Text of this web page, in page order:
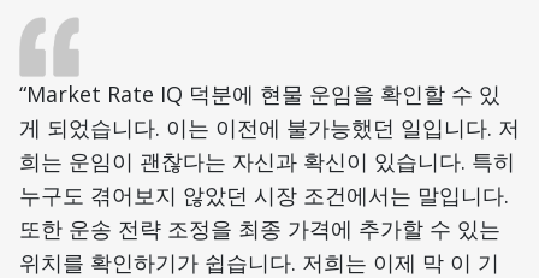
“Market Rate IQ 덕분에 현물 운임을 확인할 수 있
게 되었습니다. 이는 이전에 불가능했던 일입니다. 저
희는 운임이 괜찮다는 자신과 확신이 있습니다. 특히
누구도 겪어보지 않았던 시장 조건에서는 말입니다.
또한 운송 전략 조정을 최종 가격에 추가할 수 있는
위치를 확인하기가 쉽습니다. 저희는 이제 막 이 기